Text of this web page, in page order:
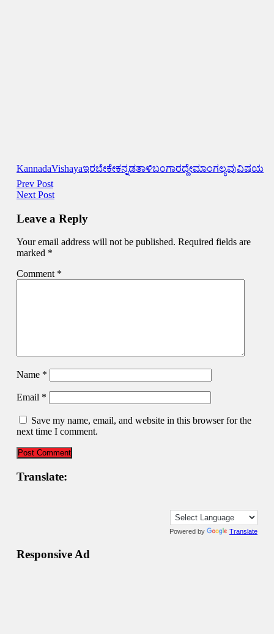
KannadaVishayaಇರಬೇಕೇಕನ್ನಡತಾಳಿಬಂಗಾರದ್ದೇಮಾಂಗಲ್ಯವುವಿಷಯ
Post
navigation
Prev Post
Next Post
Leave a Reply
Your email address will not be published. Required fields are
marked *
Comment *
Name *
Email *
Save my name, email, and website in this browser for the
next time I comment.
Translate:
Powered by Translate
Responsive Ad